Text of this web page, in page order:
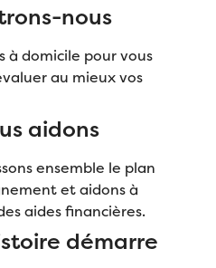
nous
à domicile pour vous
au mieux vos
aidons
ensemble le plan
et aidons à
aides financières.
démarre